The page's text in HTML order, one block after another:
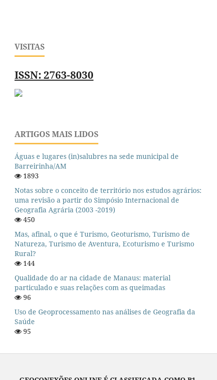
VISITAS
ISSN: 2763-8030
ARTIGOS MAIS LIDOS
Águas e lugares (in)salubres na sede municipal de
Barreirinha/AM
1893
Notas sobre o conceito de território nos estudos agrários:
uma revisão a partir do Simpósio Internacional de
Geografia Agrária (2003 -2019)
450
Mas, afinal, o que é Turismo, Geoturismo, Turismo de
Natureza, Turismo de Aventura, Ecoturismo e Turismo
Rural?
144
Qualidade do ar na cidade de Manaus: material
particulado e suas relações com as queimadas
96
Uso de Geoprocessamento nas análises de Geografia da
Saúde
95